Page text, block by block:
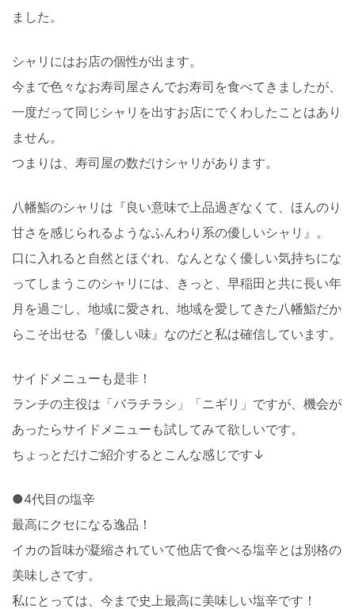
ました。
シャリにはお店の個性が出ます。
今まで色々なお寿司屋さんでお寿司を食べてきましたが、
一度だって同じシャリを出すお店にでくわしたことはあり
ません。
つまりは、寿司屋の数だけシャリがあります。
八幡鮨のシャリは『良い意味で上品過ぎなくて、ほんのり
甘さを感じられるようなふんわり系の優しいシャリ』。
口に入れると自然とほぐれ、なんとなく優しい気持ちにな
ってしまうこのシャリには、きっと、早稲田と共に長い年
月を過ごし、地域に愛され、地域を愛してきた八幡鮨だか
らこそ出せる『優しい味』なのだと私は確信しています。
サイドメニューも是非！
ランチの主役は「バラチラシ」「ニギリ」ですが、機会が
あったらサイドメニューも試してみて欲しいです。
ちょっとだけご紹介するとこんな感じです↓
●4代目の塩辛
最高にクセになる逸品！
イカの旨味が凝縮されていて他店で食べる塩辛とは別格の
美味しさです。
私にとっては、今まで史上最高に美味しい塩辛です！